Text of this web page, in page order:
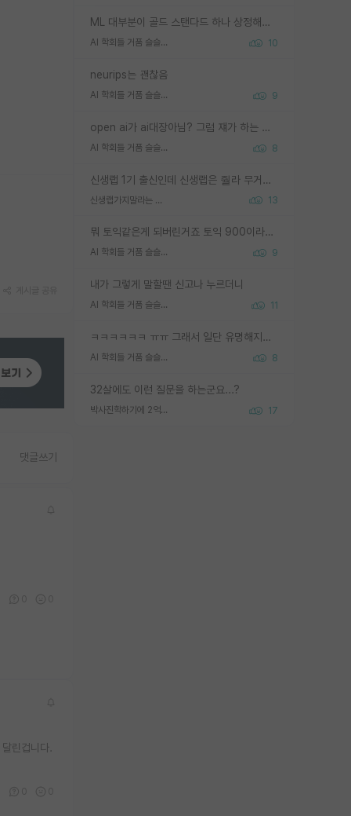
ML 대부분이 골드 스탠다드 하나 상정해놓고 (벤치마크 데이터셋이 여러 개면 여러 개 상정) 그거 얼마나 잘 맞추나 싸움임 가끔 번뜩이는 설계 철학을 보여주는 논문들도 있지만 대부분 그거 성적 얼마나 더 올리느라에 혈안이 되어 있는 측면이 잇음
AI 학회들 거품 슬슬 지적이 나오네요 10
neurips는 괜찮음
AI 학회들 거품 슬슬 지적이 나오네요 9
open ai가 ai대장아님? 그럼 쟤가 하는 말이 다 맞겠네
AI 학회들 거품 슬슬 지적이 나오네요 8
신생랩 1기 출신인데 신생랩은 줠라 무거운 바벨 같은거임. 들면 대박인데 못들면 깔려 죽음. 아무도 알려주지 않는 환경에서 자생해야하지만, 일단 살아남았다면 그 어떤 사람보다 악착같고 생존력 높은 사람으로 거듭날 수 있음
신생랩가지말라는 이유가 있었구나 13
뭐 토익같은게 되버린거죠 토익 900이라고 영어잘하는건 아닙니다만 잘하는사람은 다 900을 넘는 그런
AI 학회들 거품 슬슬 지적이 나오네요 9
내가 그렇게 말할땐 신고나 누르더니
AI 학회들 거품 슬슬 지적이 나오네요 11
ㅋㅋㅋㅋㅋㅋ ㅠㅠ 그래서 일단 유명해지는게 중요한거같습니다
AI 학회들 거품 슬슬 지적이 나오네요 8
32살에도 이런 질문을 하는군요...?
박사진학하기에 2억은 괜찮은 (?) 정도의 경제력인가요 17
댓글쓰기
린겁니다.